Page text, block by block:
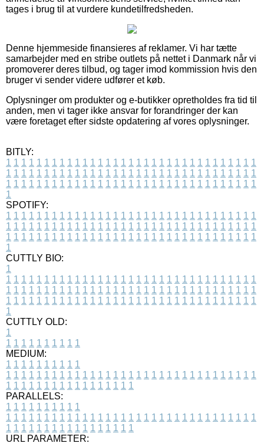
tages i brug til at vurdere kundetilfredsheden.
Denne hjemmeside finansieres af reklamer. Vi har tætte
samarbejder med en stribe outlets på nettet i Danmark når vi
promoverer deres tilbud, og tager imod kommission hvis den
bruger vi sender videre udfører et køb.
Oplysninger om produkter og e-butikker opretholdes fra tid til
anden, men vi tager ikke ansvar for forandringer der kan
være foretaget efter sidste opdatering af vores oplysninger.
BITLY:
1 1 1 1 1 1 1 1 1 1 1 1 1 1 1 1 1 1 1 1 1 1 1 1 1 1 1 1 1 1 1 1 1
1 1 1 1 1 1 1 1 1 1 1 1 1 1 1 1 1 1 1 1 1 1 1 1 1 1 1 1 1 1 1 1 1
1 1 1 1 1 1 1 1 1 1 1 1 1 1 1 1 1 1 1 1 1 1 1 1 1 1 1 1 1 1 1 1 1
1
SPOTIFY:
1 1 1 1 1 1 1 1 1 1 1 1 1 1 1 1 1 1 1 1 1 1 1 1 1 1 1 1 1 1 1 1 1
1 1 1 1 1 1 1 1 1 1 1 1 1 1 1 1 1 1 1 1 1 1 1 1 1 1 1 1 1 1 1 1 1
1 1 1 1 1 1 1 1 1 1 1 1 1 1 1 1 1 1 1 1 1 1 1 1 1 1 1 1 1 1 1 1 1
1
CUTTLY BIO:
1
1 1 1 1 1 1 1 1 1 1 1 1 1 1 1 1 1 1 1 1 1 1 1 1 1 1 1 1 1 1 1 1 1
1 1 1 1 1 1 1 1 1 1 1 1 1 1 1 1 1 1 1 1 1 1 1 1 1 1 1 1 1 1 1 1 1
1 1 1 1 1 1 1 1 1 1 1 1 1 1 1 1 1 1 1 1 1 1 1 1 1 1 1 1 1 1 1 1 1
1
CUTTLY OLD:
1
1 1 1 1 1 1 1 1 1 1
MEDIUM:
1 1 1 1 1 1 1 1 1 1
1 1 1 1 1 1 1 1 1 1 1 1 1 1 1 1 1 1 1 1 1 1 1 1 1 1 1 1 1 1 1 1 1
1 1 1 1 1 1 1 1 1 1 1 1 1 1 1 1 1
PARALLELS:
1 1 1 1 1 1 1 1 1 1
1 1 1 1 1 1 1 1 1 1 1 1 1 1 1 1 1 1 1 1 1 1 1 1 1 1 1 1 1 1 1 1 1
1 1 1 1 1 1 1 1 1 1 1 1 1 1 1 1 1
URL PARAMETER: